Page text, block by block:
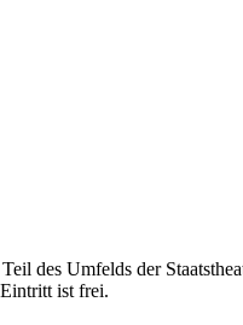
des Umfelds der
ist frei.